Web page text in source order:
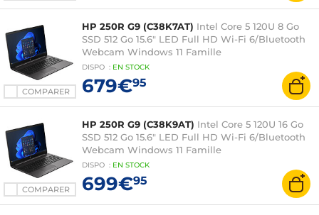
COMPARER
HP 250R G9 (C38K7AT) Intel Core 5 120U 8 Go
SSD 512 Go 15.6" LED Full HD Wi-Fi 6/Bluetooth
Webcam Windows 11 Famille
DISPO : EN STOCK
679€95
COMPARER
HP 250R G9 (C38K9AT) Intel Core 5 120U 16 Go
SSD 512 Go 15.6" LED Full HD Wi-Fi 6/Bluetooth
Webcam Windows 11 Famille
DISPO : EN STOCK
699€95